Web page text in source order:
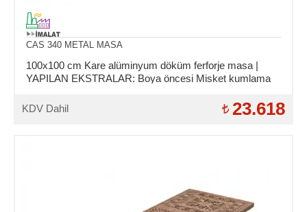
CAS 340 METAL MASA
100x100 cm Kare alüminyum döküm ferforje masa |
YAPILAN EKSTRALAR: Boya öncesi Misket kumlama
KDV Dahil
23.618